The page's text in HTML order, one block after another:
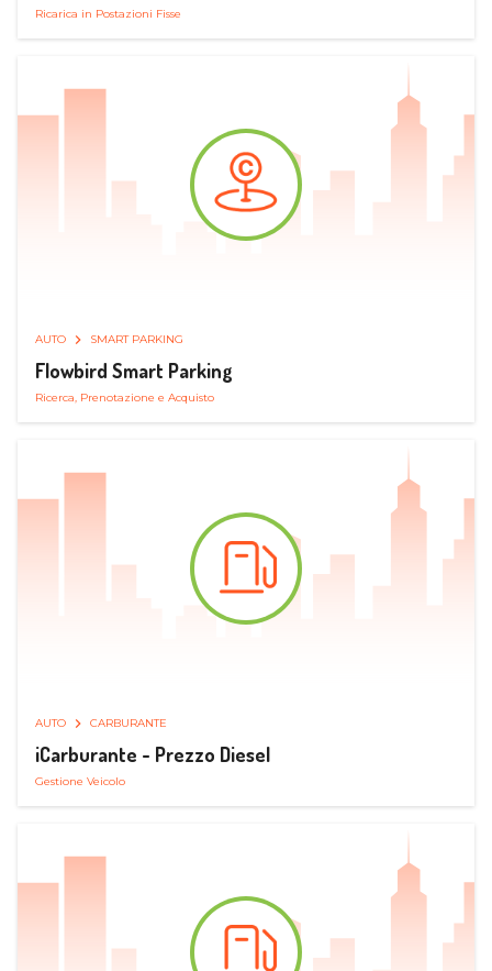
Ricarica in Postazioni Fisse
AUTO SMART PARKING
Flowbird Smart Parking
Ricerca, Prenotazione e Acquisto
AUTO CARBURANTE
iCarburante - Prezzo Diesel
Gestione Veicolo